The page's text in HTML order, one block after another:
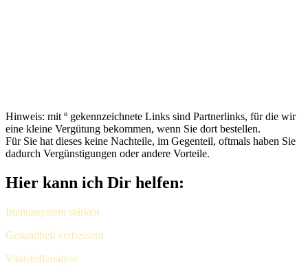
Hinweis: mit º gekennzeichnete Links sind Partnerlinks, für die wir
eine kleine Vergütung bekommen, wenn Sie dort bestellen.
Für Sie hat dieses keine Nachteile, im Gegenteil, oftmals haben Sie
dadurch Vergünstigungen oder andere Vorteile.
Hier kann ich Dir helfen:
Immunsystem stärken
Gesundheit verbessern
Vitalstoffanalyse